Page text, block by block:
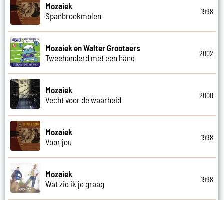
Mozaiek
Spanbroekmolen
1998
Mozaiek en Walter Grootaers
Tweehonderd met een hand
2002
Mozaiek
Vecht voor de waarheid
2000
Mozaiek
Voor jou
1998
Mozaiek
Wat zie ik je graag
1998